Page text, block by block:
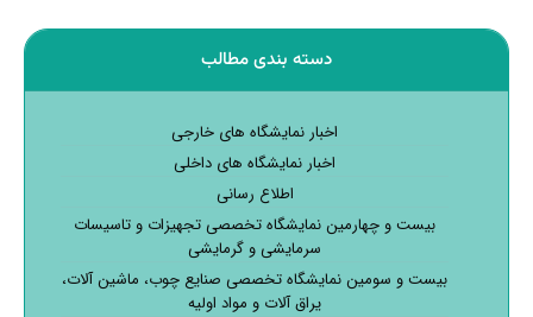
دسته بندی مطالب
اخبار نمایشگاه های خارجی
اخبار نمایشگاه های داخلی
اطلاع رسانی
بیست و چهارمین نمایشگاه تخصصی تجهیزات و تاسیسات
سرمایشی و گرمایشی
بیست و سومین نمایشگاه تخصصی صنایع چوب، ماشین آلات،
یراق آلات و مواد اولیه